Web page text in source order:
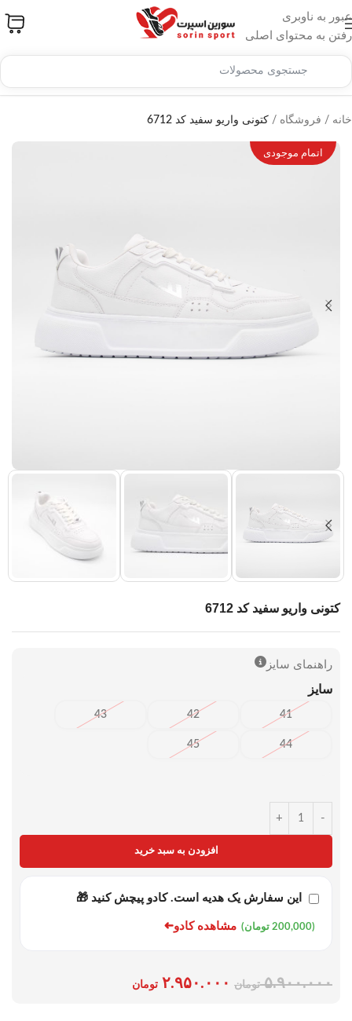
عبور به ناوبری
رفتن به محتوای اصلی
خانه / فروشگاه / کتونی واریو سفید کد 6712
اتمام موجودی
کتونی واریو سفید کد 6712
راهنمای سایز
سایز
41
42
43
44
45
-
+
افزودن به سبد خرید
این سفارش یک هدیه است. کادو پیچش کنید 🎁
(200,000 تومان) مشاهده کادو➜
۵.۹۰۰.۰۰۰ تومان ۲.۹۵۰.۰۰۰ تومان